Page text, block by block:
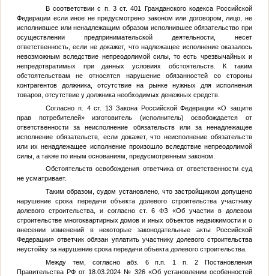
В соответствии с п. 3 ст. 401 Гражданского кодекса Российской
Федерации если иное не предусмотрено законом или договором, лицо, не
исполнившее или ненадлежащим образом исполнившее обязательство при
осуществлении предпринимательской деятельности, несет
ответственность, если не докажет, что надлежащее исполнение оказалось
невозможным вследствие непреодолимой силы, то есть чрезвычайных и
непредотвратимых при данных условиях обстоятельств. К таким
обстоятельствам не относятся нарушение обязанностей со стороны
контрагентов должника, отсутствие на рынке нужных для исполнения
товаров, отсутствие у должника необходимых денежных средств.
Согласно п. 4 ст. 13 Закона Российской Федерации «О защите
прав потребителей» изготовитель (исполнитель) освобождается от
ответственности за неисполнение обязательств или за ненадлежащее
исполнение обязательств, если докажет, что неисполнение обязательств
или их ненадлежащее исполнение произошло вследствие непреодолимой
силы, а также по иным основаниям, предусмотренным законом.
Обстоятельств освобождения ответчика от ответственности суд
не усматривает.
Таким образом, судом установлено, что застройщиком допущено
нарушение срока передачи объекта долевого строительства участнику
долевого строительства, и согласно ст. 6 ФЗ «Об участии в долевом
строительстве многоквартирных домов и иных объектов недвижимости и о
внесении изменений в некоторые законодательные акты Российской
Федерации» ответчик обязан уплатить участнику долевого строительства
неустойку за нарушение срока передачи объекта долевого строительства.
Между тем, согласно абз. 6 п.п. 1 п. 2 Постановления
Правительства РФ от 18.03.2024 № 326 «Об установлении особенностей